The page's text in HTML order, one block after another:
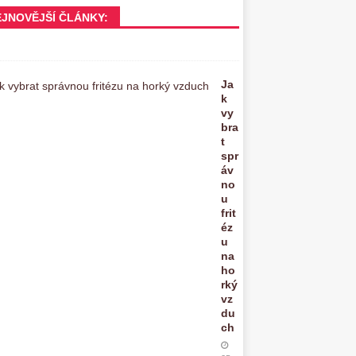
ČLÁNKY:
Ja
k
vy
bra
t
spr
áv
no
u
frit
éz
u
na
ho
rký
vz
du
ch